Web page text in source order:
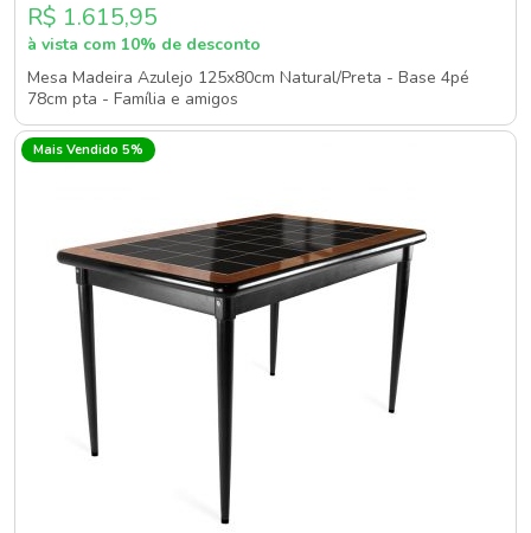
R$ 1.615,95
à vista com 10% de desconto
Mesa Madeira Azulejo 125x80cm Natural/Preta - Base 4pé
78cm pta - Família e amigos
Mais Vendido 5%